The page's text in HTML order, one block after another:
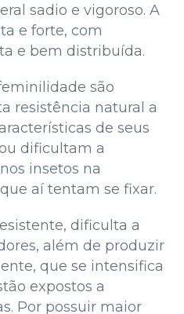
sadio e vigoroso. A
e forte, com
e bem distribuída.
são
resistência natural a
de seus
dificultam a
insetos na
aí tentam se fixar.
dificulta a
além de produzir
que se intensifica
expostos a
Por possuir maior